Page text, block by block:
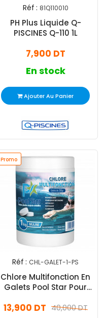
Réf : 81Q110010
PH Plus Liquide Q-
PISCINES Q-110 1L
7,900 DT
En stock
Ajouter Au Panier
Promo
Réf : CHL-GALET-1-PS
Chlore Multifonction En
Galets Pool Star Pour
40,000 DT
13,900 DT